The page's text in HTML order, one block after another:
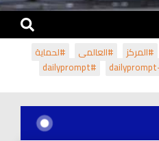
#المركز #العالمي
#لحماية
#dailyprompt